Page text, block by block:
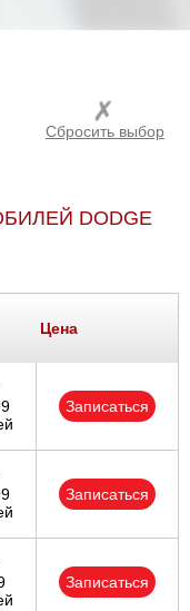
Сбросить выбор
DODGE
Цена
Записаться
Записаться
Записаться